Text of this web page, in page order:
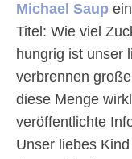
Michael Saup
Titel: Wie viel
hungrig ist unser
verbrennen
diese Menge
veröffentlichte
Unser liebes